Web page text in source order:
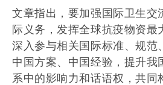
文章指出，要加强国际卫生交
际义务，发挥全球抗疫物资最
深入参与相关国际标准、规范
中国方案、中国经验，提升我
系中的影响力和话语权，共同